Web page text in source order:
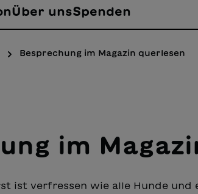
Über unsSpenden
Besprechung im Magazin querlesen
im
ist verfressen wie alle Hunde und